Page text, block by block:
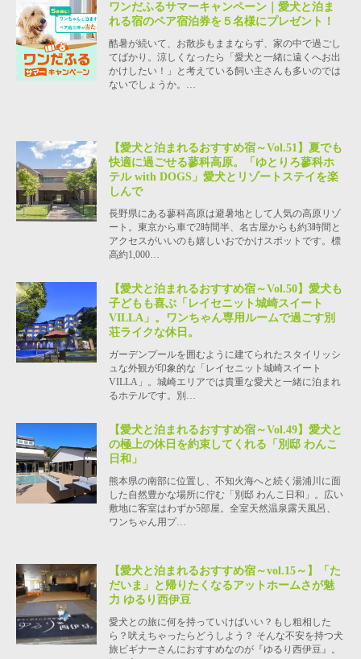
ワンだふるサマーキャンペーン｜愛犬と泊ま
れる宿のペア宿泊券を５名様にプレゼント！
酷暑が続いて、お散歩もままならず、家の中で過ごし
てばかり。涼しくなったら「愛犬と一緒に遠くへお出
かけしたい！」と考えている飼い主さんも多いのでは
ないでしょうか。…
【愛犬と泊まれるおすすめ宿～Vol.51】夏でも
快適に過ごせる蓼科高原。「ゆとりろ蓼科ホ
テル with DOGS」愛犬とリゾートステイを楽
しんで
長野県にある蓼科高原は避暑地として人気の高原リゾ
ート。東京から車で2時間半、名古屋からも約3時間と
アクセスがいいのも嬉しいおでかけスポットです。標
高約1,000…
【愛犬と泊まれるおすすめ宿～Vol.50】愛犬も
子どもも喜ぶ「レイセニット城崎スイート
VILLA」。ワンちゃん専用ルームで過ごす別
荘ライクな休日。
ガーデンプールを囲むように建てられたスタイリッシ
ュな外観が印象的な「レイセニット城崎スイート
VILLA」。城崎エリアでは貴重な愛犬と一緒に泊まれ
るホテルです。別…
【愛犬と泊まれるおすすめ宿～Vol.49】愛犬と
の極上の休日を約束してくれる「別邸 わんこ
日和」
熊本県の南部に位置し、不知火海へと続く湯浦川に面
した自然豊かな場所に佇む「別邸 わんこ日和」。広い
敷地に客室はわずか5部屋。全室天然温泉露天風呂、
ワンちゃん用プ…
【愛犬と泊まれるおすすめ宿～vol.15～】「た
だいま」と帰りたくなるアットホームさが魅
力 ゆるり西伊豆
愛犬との旅に何を持っていけばいい？もし粗相した
ら？吠えちゃったらどうしよう？ そんな不安を持つ犬
旅ビギナーさんにおすすめなのが『ゆるり西伊豆』。